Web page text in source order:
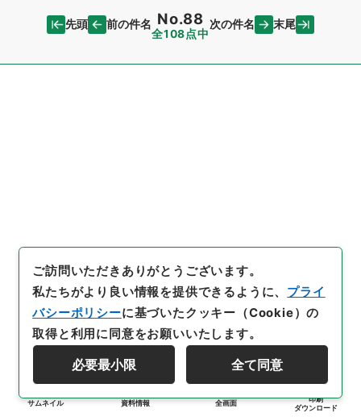
先頭 前の件名 No.88
全108点中
次の件名 末尾
サムネイル 資料情報 全画面
印刷
ダウンロード
ご訪問いただきありがとうございます。
私たちがより良い情報を提供できるように、 プライ
バシーポリシーに基づいたクッキー（Cookie）の
取得と利用に同意をお願いいたします。
必要最小限 全て同意